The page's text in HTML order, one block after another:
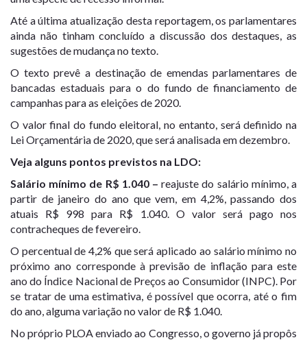
Até a última atualização desta reportagem, os parlamentares
ainda não tinham concluído a discussão dos destaques, as
sugestões de mudança no texto.
O texto prevê a destinação de emendas parlamentares de
bancadas estaduais para o do fundo de financiamento de
campanhas para as eleições de 2020.
O valor final do fundo eleitoral, no entanto, será definido na
Lei Orçamentária de 2020, que será analisada em dezembro.
Veja alguns pontos previstos na LDO:
Salário mínimo de R$ 1.040– reajuste do salário mínimo, a
partir de janeiro do ano que vem, em 4,2%, passando dos
atuais R$ 998 para R$ 1.040. O valor será pago nos
contracheques de fevereiro.
O percentual de 4,2% que será aplicado ao salário mínimo no
próximo ano corresponde à previsão de inflação para este
ano do Índice Nacional de Preços ao Consumidor (INPC). Por
se tratar de uma estimativa, é possível que ocorra, até o fim
do ano, alguma variação no valor de R$ 1.040.
No próprio PLOA enviado ao Congresso, o governo já propôs